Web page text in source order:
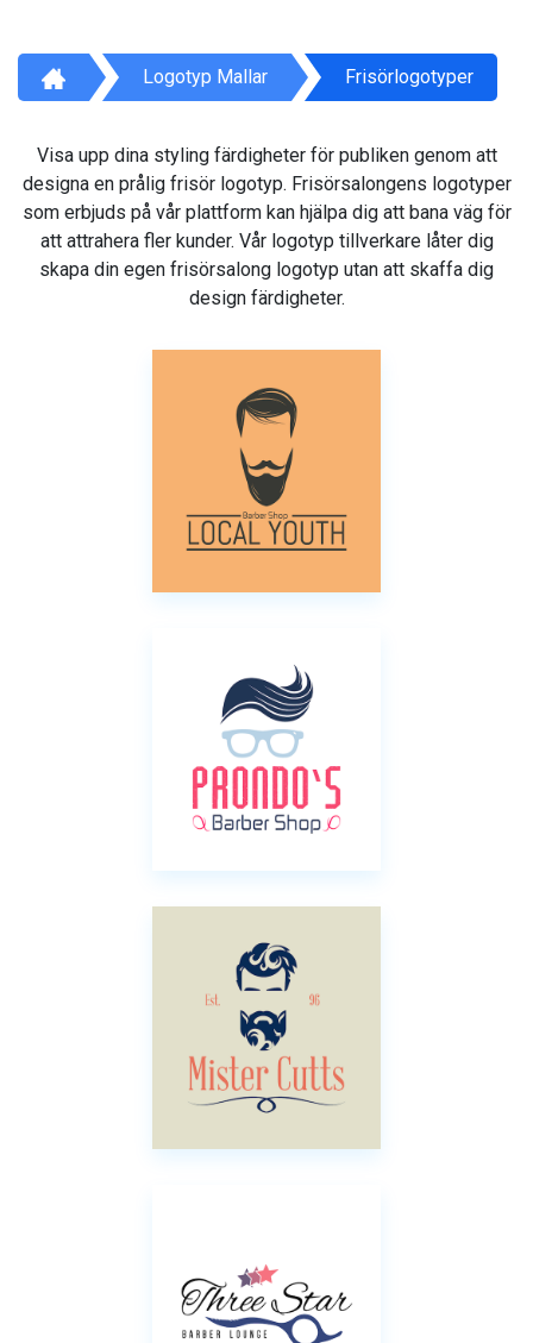
Logotyp Mallar Frisörlogotyper
Visa upp dina styling färdigheter för publiken genom att
designa en prålig frisör logotyp. Frisörsalongens logotyper
som erbjuds på vår plattform kan hjälpa dig att bana väg för
att attrahera fler kunder. Vår logotyp tillverkare låter dig
skapa din egen frisörsalong logotyp utan att skaffa dig
design färdigheter.